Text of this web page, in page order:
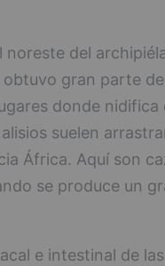
del
gran parte
donde nidifica
suelen
África. Aquí son
se produce un
e intestinal de